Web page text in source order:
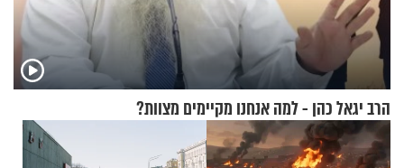
הרב יגאל כהן - למה אנחנו מקיימים מצוות?